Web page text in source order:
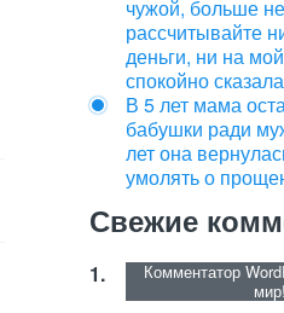
чужой, больше не
рассчитывайте
деньги, ни на
спокойно
В 5 лет мама
бабушки ради
лет она
умолять о
Свежие
Комментатор
мир!